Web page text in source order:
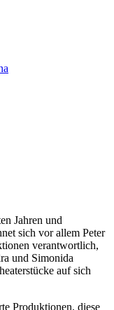
Jahren und
sich vor allem Peter
verantwortlich,
und Simonida
auf sich
Produktionen, diese